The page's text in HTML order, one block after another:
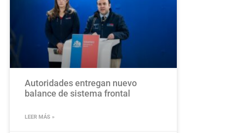
Autoridades entregan nuevo
balance de sistema frontal
LEER MÁS »